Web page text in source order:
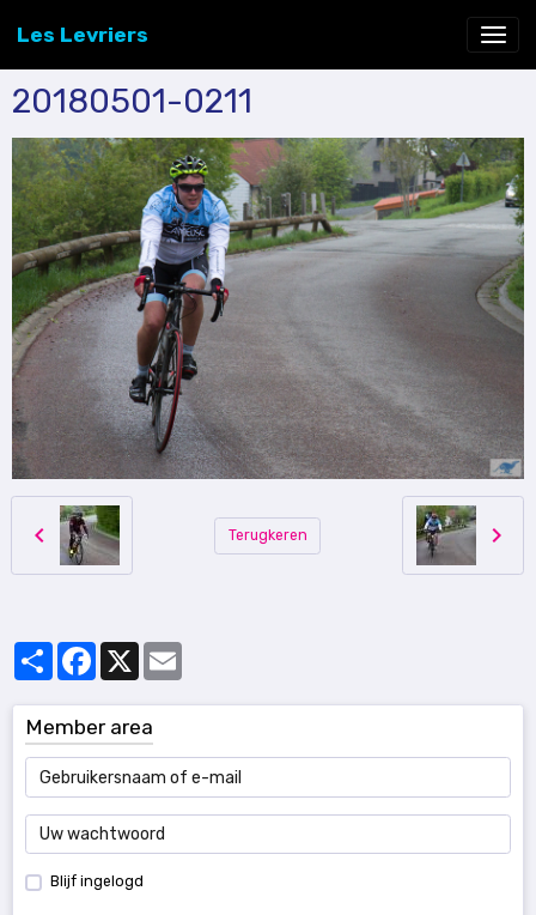
Les Levriers
20180501-0211
Terugkeren
PartagerFacebook
Member area
Blijf ingelogd